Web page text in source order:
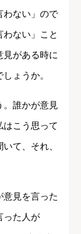
わない」ので
ない」こと
見がある時に
ょうか。
。誰かが意見
はこう思って
て、それ、
見を言った
った人が